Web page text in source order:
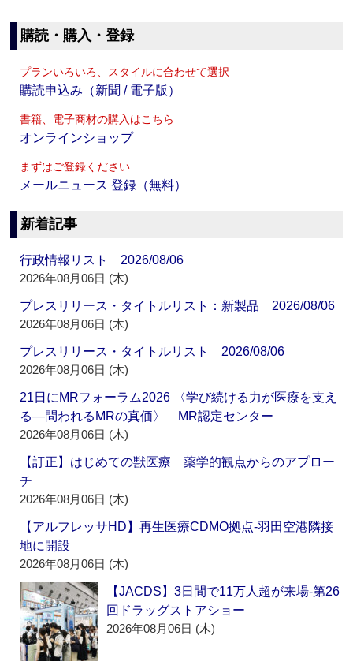
購読・購入・登録
プランいろいろ、スタイルに合わせて選択
購読申込み（新聞 / 電子版）
書籍、電子商材の購入はこちら
オンラインショップ
まずはご登録ください
メールニュース 登録（無料）
新着記事
行政情報リスト 2026/08/06
2026年08月06日 (木)
プレスリリース・タイトルリスト：新製品 2026/08/06
2026年08月06日 (木)
プレスリリース・タイトルリスト 2026/08/06
2026年08月06日 (木)
21日にMRフォーラム2026 〈学び続ける力が医療を支え
る―問われるMRの真価〉 MR認定センター
2026年08月06日 (木)
【訂正】はじめての獣医療 薬学的観点からのアプロー
チ
2026年08月06日 (木)
【アルフレッサHD】再生医療CDMO拠点‐羽田空港隣接
地に開設
2026年08月06日 (木)
【JACDS】3日間で11万人超が来場‐第26
回ドラッグストアショー
2026年08月06日 (木)